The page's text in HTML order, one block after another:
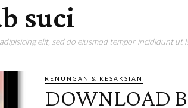
suci
elit, sed do eiusmod tempor incididunt ut
RENUNGAN & KESAKSIAN
DOWNLOAD